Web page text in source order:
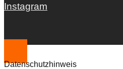
Instagram
Datenschutzhinweis